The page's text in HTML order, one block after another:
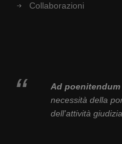
Collaborazioni
Ad
necessità della
dell'attività